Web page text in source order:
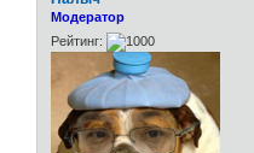
Модератор
Рейтинг: